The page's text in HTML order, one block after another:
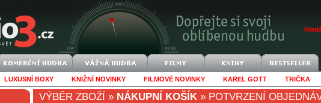
LUXUSNÍ BOXY KNIŽNÍ NOVINKY FILMOVÉ NOVINKY KAREL GOTT TRIČKA
VÝBĚR ZBOŽÍ » NÁKUPNÍ KOŠÍK » POTVRZENÍ